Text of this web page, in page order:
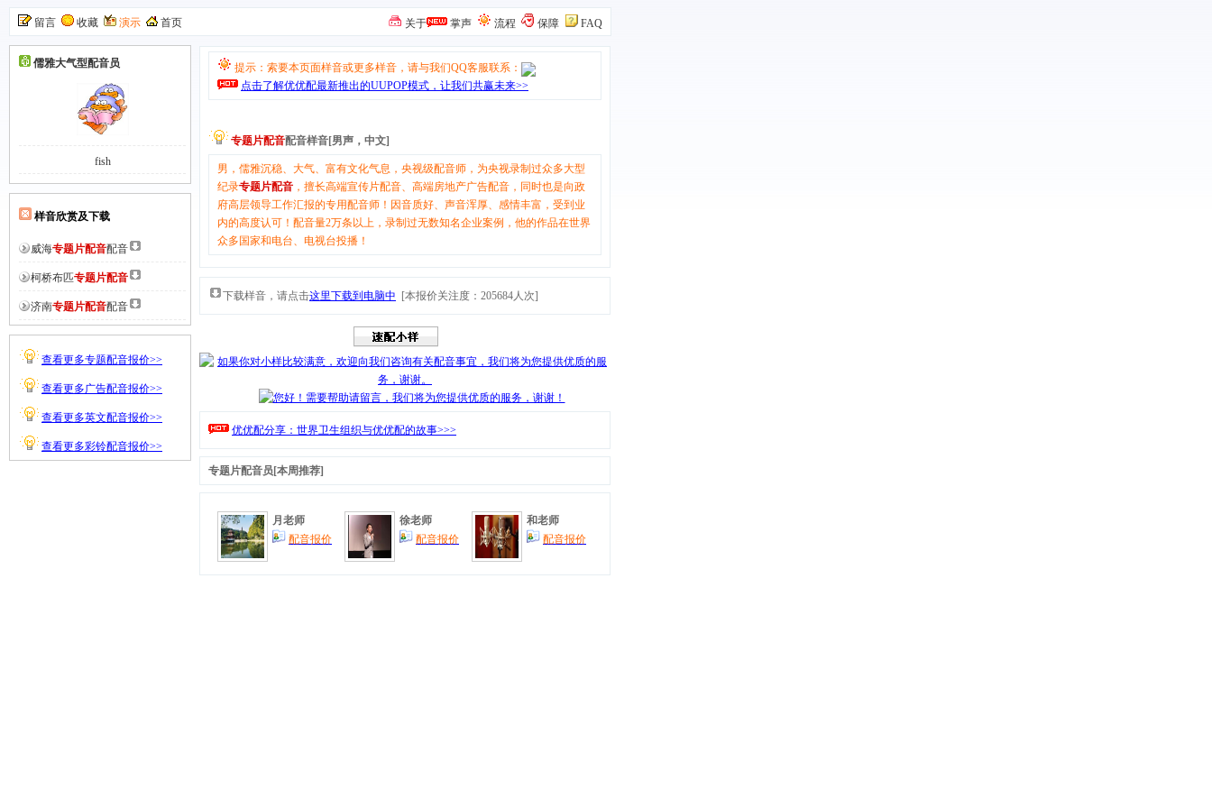
留言 收藏 演示 首页 关于 掌声 流程 保障 FAQ
儒雅大气型配音员
fish
样音欣赏及下载
威海专题片配音配音
柯桥布匹专题片配音
济南专题片配音配音
查看更多专题配音报价>>
查看更多广告配音报价>>
查看更多英文配音报价>>
查看更多彩铃配音报价>>
提示：索要本页面样音或更多样音，请与我们QQ客服联系：
点击了解优优配最新推出的UUPOP模式，让我们共赢未来>>
专题片配音配音样音[男声，中文]
男，儒雅沉稳、大气、富有文化气息，央视级配音师，为央视录制过众多大型
纪录专题片配音 ，擅长高端宣传片配音、高端房地产广告配音，同时也是向政
府高层领导工作汇报的专用配音师！因音质好、声音浑厚、感情丰富，受到业
内的高度认可！配音量2万条以上，录制过无数知名企业案例，他的作品在世界
众多国家和电台、电视台投播！
下载样音，请点击这里下载到电脑中 [本报价关注度： 205684人次]
优优配分享：世界卫生组织与优优配的故事>>>
专题片配音员[本周推荐]
月老师
配音报价
徐老师
配音报价
和老师
配音报价